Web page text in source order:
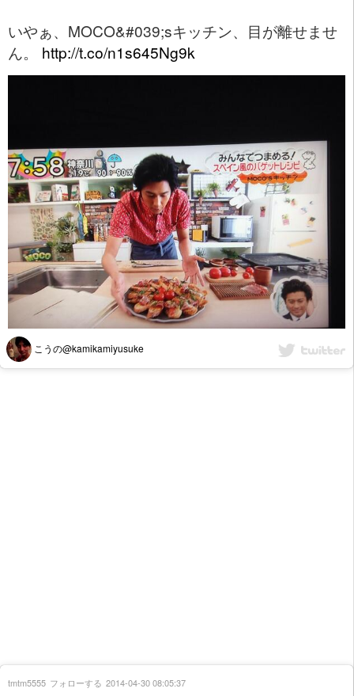
いやぁ、MOCO&#039;sキッチン、目が離せませ
ん。 http://t.co/n1s645Ng9k
こうの@kamikamiyusuke
tmtm5555 フォローする 2014-04-30 08:05:37